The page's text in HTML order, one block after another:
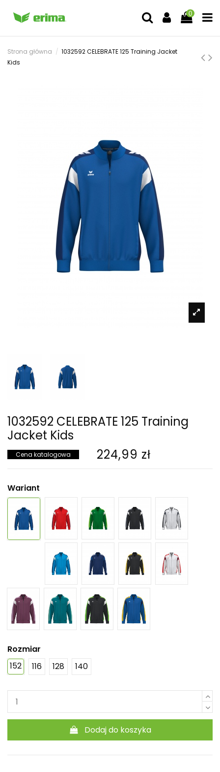
0
Strona główna
1032592 CELEBRATE 125 Training Jacket
Kids
1032592 CELEBRATE 125 Training
Jacket Kids
Cena katalogowa 224,99 zł
Wariant
Rozmiar
152
116 128 140
Dodaj do koszyka